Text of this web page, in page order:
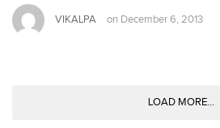
VIKALPA on December 6, 2013
LOAD MORE...